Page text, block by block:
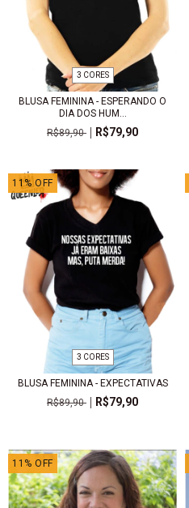
3 CORES
BLUSA FEMININA - ESPERANDO O
DIA DOS HUM...
R$89,90
R$79,90
11 % OFF
3 CORES
BLUSA FEMININA - EXPECTATIVAS
R$89,90
R$79,90
11 % OFF